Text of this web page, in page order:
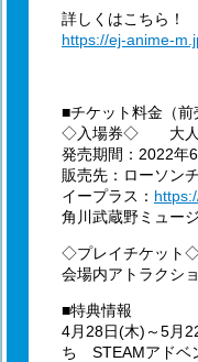
詳しくはこちら！
https://ej-anime-
■チケット料金（
◇入場券◇ 大人
発売期間：2022年
販売先：ローソン
イープラス：
角川武蔵野ミュー
◇プレイチケッ
会場内アトラクシ
■特典情報
4月28日(木)～5月
ち STEAMアドベ